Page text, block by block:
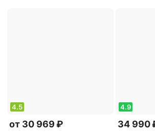
4.5
от 30 969 ₽
4.9
34 990